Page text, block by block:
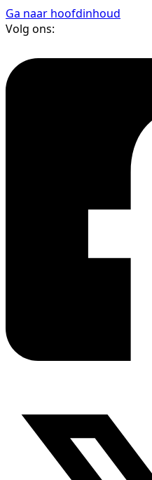
Ga naar hoofdinhoud
Volg ons: